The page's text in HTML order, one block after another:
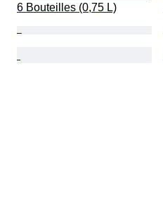
6 Bouteilles (0,75 L)